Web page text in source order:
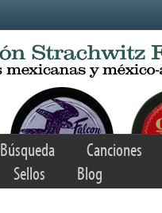
Búsqueda
Canciones
Sellos Blog